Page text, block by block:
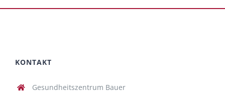
KONTAKT
Gesundheitszentrum Bauer